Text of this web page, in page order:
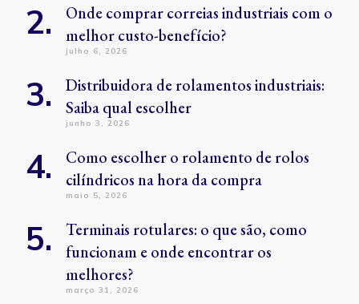
Onde comprar correias industriais com o
melhor custo-benefício?
julho 6, 2026
Distribuidora de rolamentos industriais:
Saiba qual escolher
junho 3, 2026
Como escolher o rolamento de rolos
cilíndricos na hora da compra
maio 5, 2026
Terminais rotulares: o que são, como
funcionam e onde encontrar os
melhores?
março 31, 2026